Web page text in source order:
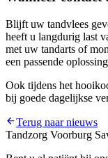
Blijft uw tandvlees
heeft u langdurig last
met uw tandarts of
een passende
Ook tijdens het
bij goede dagelijkse
Terug naar nieuws
Tandzorg Voorburg